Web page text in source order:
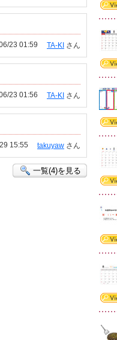
TA-KI さん
23 01:59
TA-KI さん
23 01:56
takuyaw さん
15:55
一覧(4)を見る